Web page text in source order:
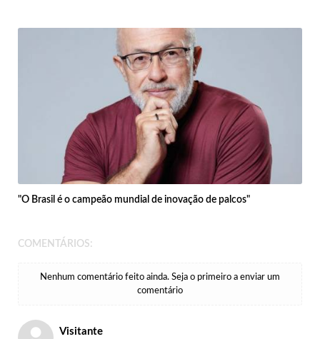
"O Brasil é o campeão mundial de inovação de palcos"
COMENTÁRIOS:
Nenhum comentário feito ainda. Seja o primeiro a enviar um
comentário
Visitante